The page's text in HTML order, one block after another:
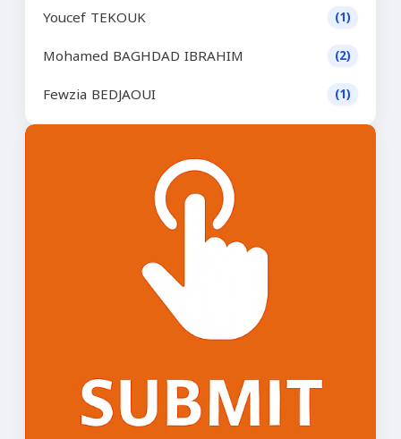
Youcef TEKOUK (1)
Mohamed BAGHDAD IBRAHIM (2)
Fewzia BEDJAOUI (1)